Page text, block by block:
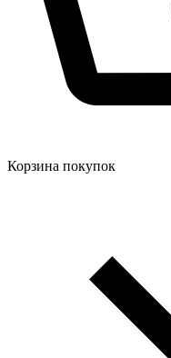
Корзина покупок